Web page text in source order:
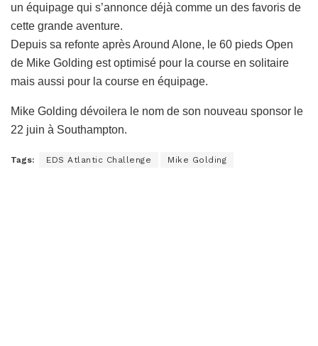
un équipage qui s’annonce déjà comme un des favoris de
cette grande aventure.
Depuis sa refonte après Around Alone, le 60 pieds Open
de Mike Golding est optimisé pour la course en solitaire
mais aussi pour la course en équipage.
Mike Golding dévoilera le nom de son nouveau sponsor le
22 juin à Southampton.
Tags: EDS Atlantic Challenge Mike Golding